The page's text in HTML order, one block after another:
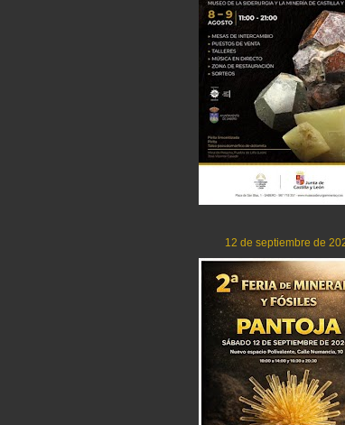
12 de septiembre de